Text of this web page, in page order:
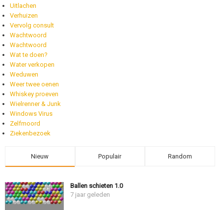
Uitlachen
Verhuizen
Vervolg consult
Wachtwoord
Wachtwoord
Wat te doen?
Water verkopen
Weduwen
Weer twee oenen
Whiskey proeven
Wielrenner & Junk
Windows Virus
Zelfmoord
Ziekenbezoek
Nieuw Populair Random
Ballen schieten 1.0
7 jaar geleden